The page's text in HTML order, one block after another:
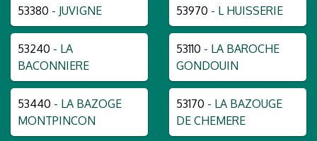
53380 - JUVIGNE 53970 - L HUISSERIE
53240 - LA
BACONNIERE
53110 - LA BAROCHE
GONDOUIN
53440 - LA BAZOGE
MONTPINCON
53170 - LA BAZOUGE
DE CHEMERE